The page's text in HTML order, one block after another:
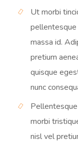
Ut morbi
massa id.
pretium
quisque
nunc
morbi
nisl vel